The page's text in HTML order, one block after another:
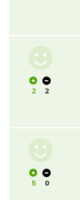
2 2
5 0